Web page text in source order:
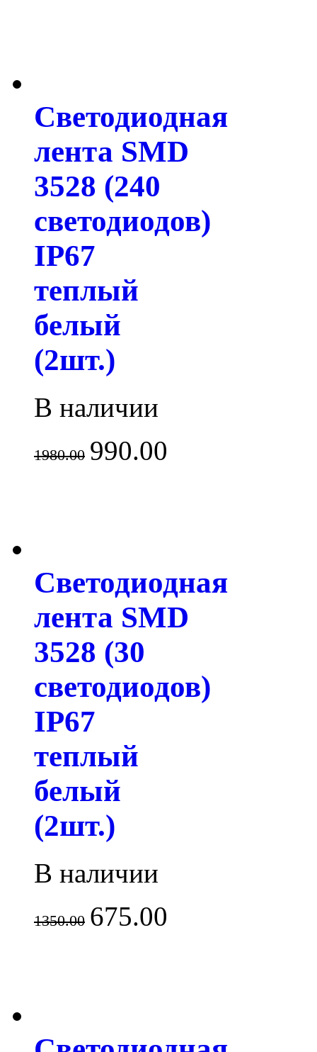
Светодиодная
лента SMD
3528 (240
светодиодов)
IP67
теплый
белый
(2шт.)
В наличии
1980.00 990.00
Светодиодная
лента SMD
3528 (30
светодиодов)
IP67
теплый
белый
(2шт.)
В наличии
1350.00 675.00